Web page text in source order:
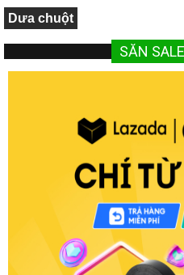
Dưa chuột
SĂN